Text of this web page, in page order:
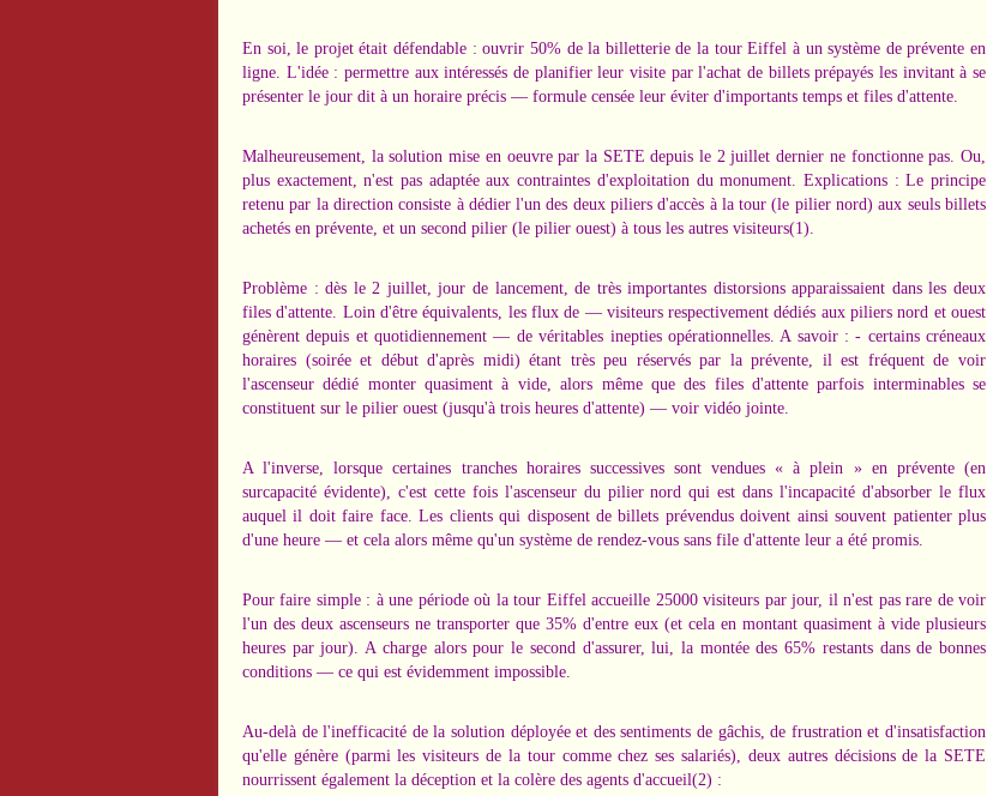
En soi, le projet était défendable : ouvrir 50% de la billetterie de la tour Eiffel à un système de prévente en
ligne. L'idée : permettre aux intéressés de planifier leur visite par l'achat de billets prépayés les invitant à se
présenter le jour dit à un horaire précis — formule censée leur éviter d'importants temps et files d'attente.
Malheureusement, la solution mise en oeuvre par la SETE depuis le 2 juillet dernier ne fonctionne pas. Ou,
plus exactement, n'est pas adaptée aux contraintes d'exploitation du monument. Explications : Le principe
retenu par la direction consiste à dédier l'un des deux piliers d'accès à la tour (le pilier nord) aux seuls billets
achetés en prévente, et un second pilier (le pilier ouest) à tous les autres visiteurs(1).
Problème : dès le 2 juillet, jour de lancement, de très importantes distorsions apparaissaient dans les deux
files d'attente. Loin d'être équivalents, les flux de — visiteurs respectivement dédiés aux piliers nord et ouest
génèrent depuis et quotidiennement — de véritables inepties opérationnelles. A savoir : - certains créneaux
horaires (soirée et début d'après midi) étant très peu réservés par la prévente, il est fréquent de voir
l'ascenseur dédié monter quasiment à vide, alors même que des files d'attente parfois interminables se
constituent sur le pilier ouest (jusqu'à trois heures d'attente) — voir vidéo jointe.
A l'inverse, lorsque certaines tranches horaires successives sont vendues « à plein » en prévente (en
surcapacité évidente), c'est cette fois l'ascenseur du pilier nord qui est dans l'incapacité d'absorber le flux
auquel il doit faire face. Les clients qui disposent de billets prévendus doivent ainsi souvent patienter plus
d'une heure — et cela alors même qu'un système de rendez-vous sans file d'attente leur a été promis.
Pour faire simple : à une période où la tour Eiffel accueille 25000 visiteurs par jour, il n'est pas rare de voir
l'un des deux ascenseurs ne transporter que 35% d'entre eux (et cela en montant quasiment à vide plusieurs
heures par jour). A charge alors pour le second d'assurer, lui, la montée des 65% restants dans de bonnes
conditions — ce qui est évidemment impossible.
Au-delà de l'inefficacité de la solution déployée et des sentiments de gâchis, de frustration et d'insatisfaction
qu'elle génère (parmi les visiteurs de la tour comme chez ses salariés), deux autres décisions de la SETE
nourrissent également la déception et la colère des agents d'accueil(2) :